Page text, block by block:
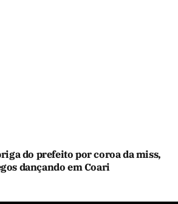
do prefeito por coroa da miss,
dançando em Coari